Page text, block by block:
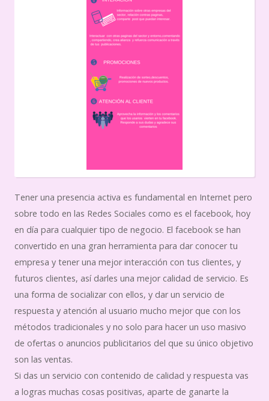
Tener una presencia activa es fundamental en Internet pero
sobre todo en las Redes Sociales como es el facebook, hoy
en día para cualquier tipo de negocio. El facebook se han
convertido en una gran herramienta para dar conocer tu
empresa y tener una mejor interacción con tus clientes, y
futuros clientes, así darles una mejor calidad de servicio. Es
una forma de socializar con ellos, y dar un servicio de
respuesta y atención al usuario mucho mejor que con los
métodos tradicionales y no solo para hacer un uso masivo
de ofertas o anuncios publicitarios del que su único objetivo
son las ventas.
Si das un servicio con contenido de calidad y respuesta vas
a logras muchas cosas positivas, aparte de ganarte la